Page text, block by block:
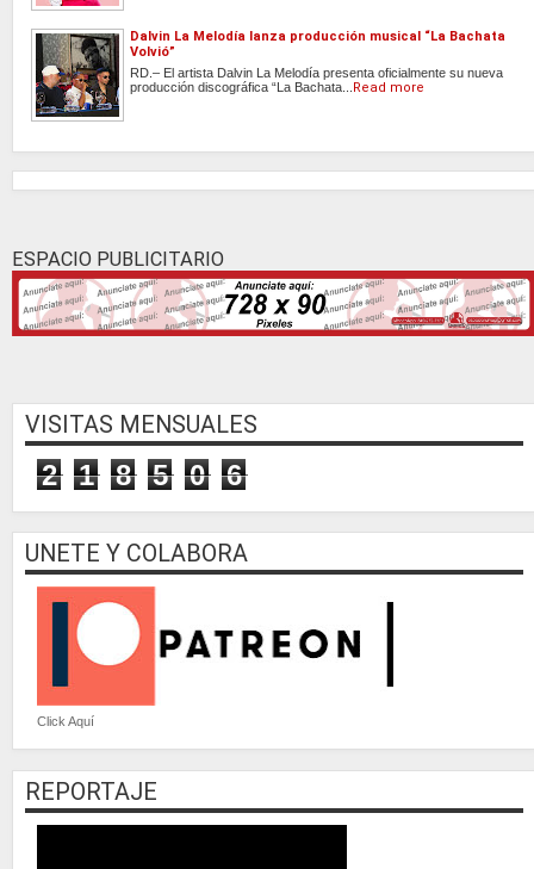
Dalvin La Melodía lanza producción musical “La Bachata
Volvió”
RD.– El artista Dalvin La Melodía presenta oficialmente su nueva
producción discográfica “La Bachata...
Read more
ESPACIO PUBLICITARIO
VISITAS MENSUALES
2 1 8 5 0 6
UNETE Y COLABORA
Click Aquí
REPORTAJE